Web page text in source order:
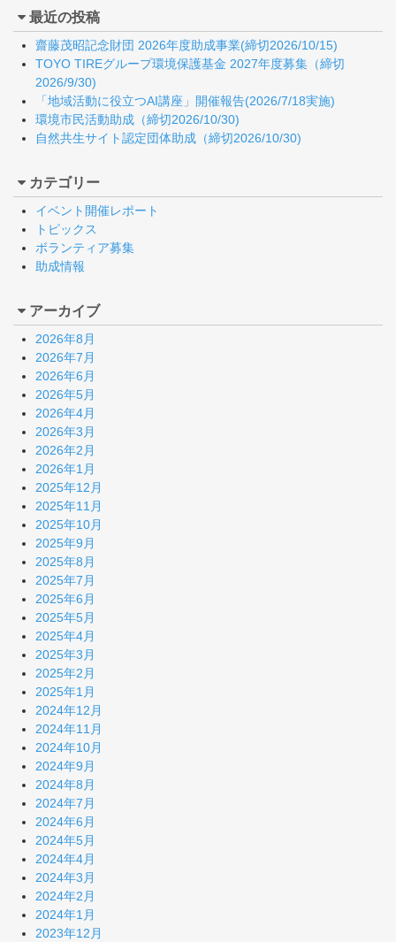
最近の投稿
齋藤茂昭記念財団 2026年度助成事業(締切2026/10/15)
TOYO TIREグループ環境保護基金 2027年度募集（締切
2026/9/30)
「地域活動に役立つAI講座」開催報告(2026/7/18実施)
環境市民活動助成（締切2026/10/30)
自然共生サイト認定団体助成（締切2026/10/30)
カテゴリー
イベント開催レポート
トピックス
ボランティア募集
助成情報
アーカイブ
2026年8月
2026年7月
2026年6月
2026年5月
2026年4月
2026年3月
2026年2月
2026年1月
2025年12月
2025年11月
2025年10月
2025年9月
2025年8月
2025年7月
2025年6月
2025年5月
2025年4月
2025年3月
2025年2月
2025年1月
2024年12月
2024年11月
2024年10月
2024年9月
2024年8月
2024年7月
2024年6月
2024年5月
2024年4月
2024年3月
2024年2月
2024年1月
2023年12月